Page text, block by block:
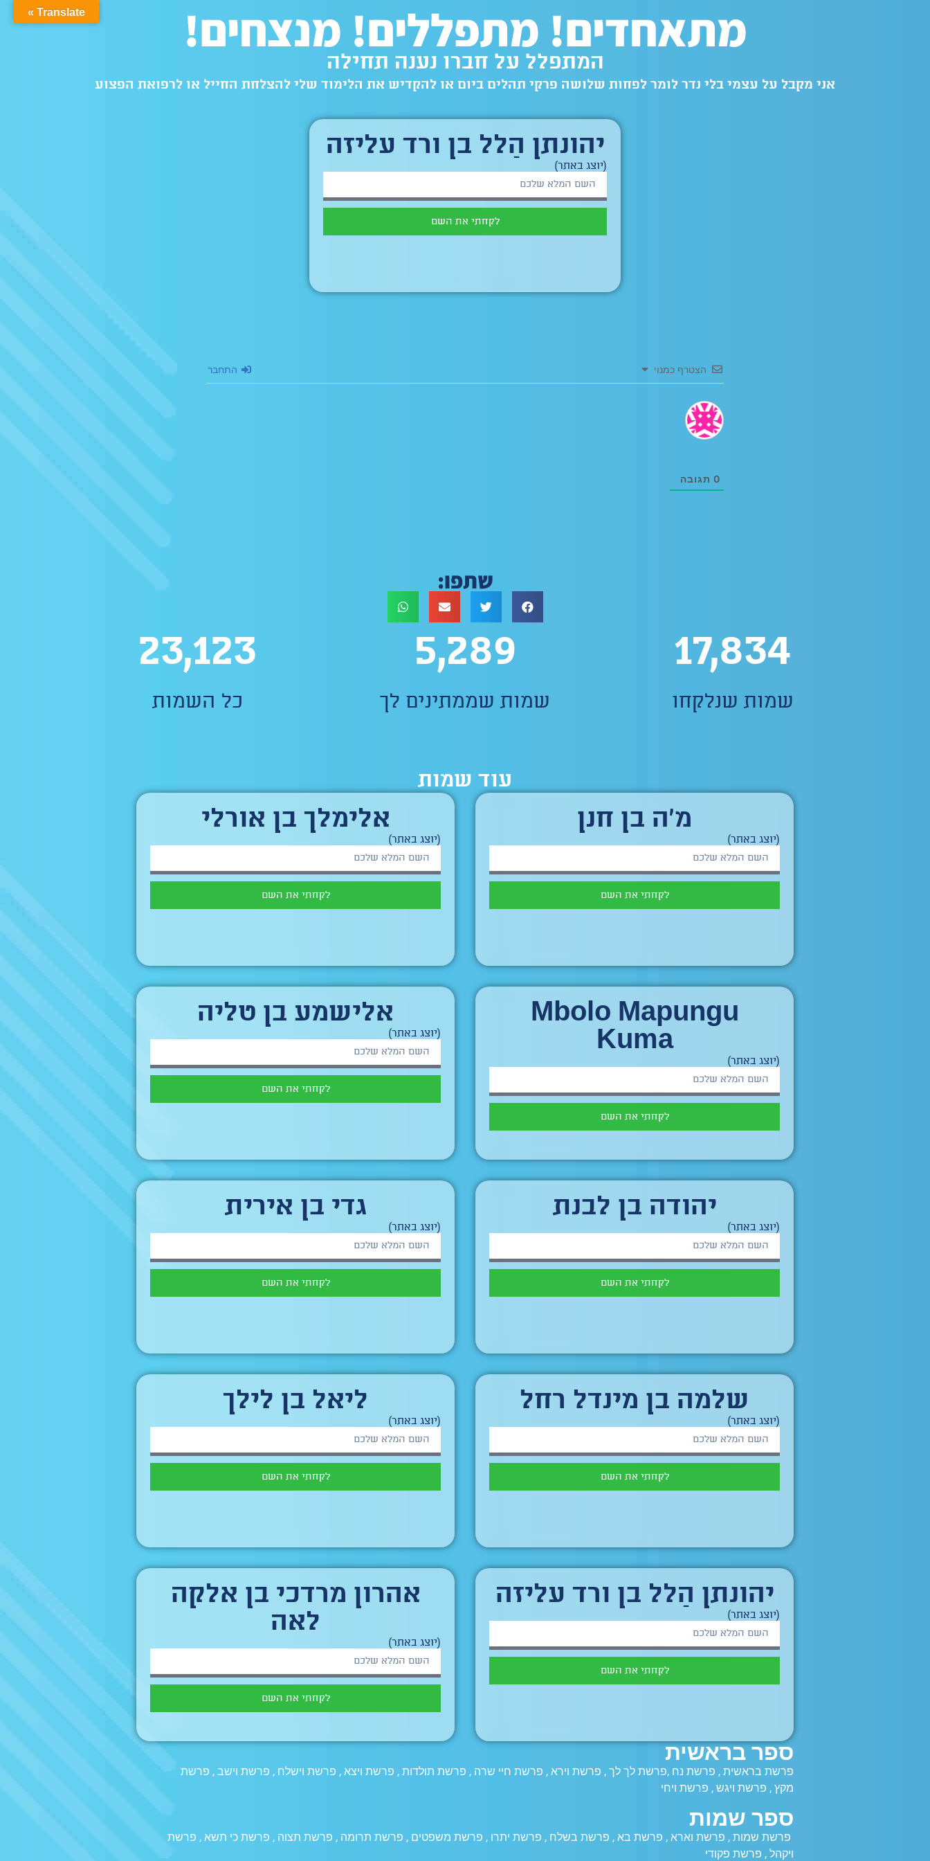
מתאחדים! מתפללים! מנצחים!
המתפלל על חברו נענה תחילה
אני מקבל על עצמי בלי נדר לומר לפחות שלושה פרקי תהלים ביום או להקדיש את הלימוד שלי להצלחת החייל או לרפואת הפצוע
יהונתן הַלל בן ורד עליזה
(יוצג באתר)
לקחתי את השם
הצטרף כמנוי התחבר
0 תגובה
שתפו:
שמות שנלקחו
17,834
שמות שממתינים לך
5,289
כל השמות
23,123
עוד שמות
מ'ה בן חנן
(יוצג באתר)
לקחתי את השם
אלימלך בן אורלי
(יוצג באתר)
לקחתי את השם
Mbolo Mapungu
Kuma
(יוצג באתר)
לקחתי את השם
אלישמע בן טליה
(יוצג באתר)
לקחתי את השם
יהודה בן לבנת
(יוצג באתר)
לקחתי את השם
גדי בן אירית
(יוצג באתר)
לקחתי את השם
שלמה בן מינדל רחל
(יוצג באתר)
לקחתי את השם
ליאל בן לילך
(יוצג באתר)
לקחתי את השם
יהונתן הַלל בן ורד עליזה
(יוצג באתר)
לקחתי את השם
אהרון מרדכי בן אלקה
לאה
(יוצג באתר)
לקחתי את השם
ספר בראשית
פרשת בראשית , פרשת נח ,פרשת לך לך , פרשת וירא , פרשת חיי שרה , פרשת תולדות , פרשת ויצא , פרשת וישלח , פרשת וישב , פרשת
מקץ , פרשת ויגש , פרשת ויחי
ספר שמות
פרשת שמות , פרשת וארא , פרשת בא , פרשת בשלח , פרשת יתרו , פרשת משפטים , פרשת תרומה , פרשת תצוה , פרשת כי תשא , פרשת
ויקהל , פרשת פקודי
Translate »